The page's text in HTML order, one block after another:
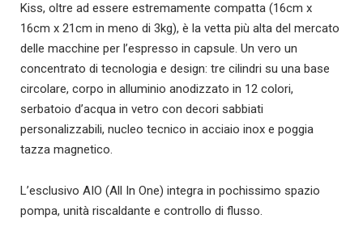
Kiss, oltre ad essere estremamente compatta (16cm x
16cm x 21cm in meno di 3kg), è la vetta più alta del mercato
delle macchine per l’espresso in capsule. Un vero un
concentrato di tecnologia e design: tre cilindri su una base
circolare, corpo in alluminio anodizzato in 12 colori,
serbatoio d’acqua in vetro con decori sabbiati
personalizzabili, nucleo tecnico in acciaio inox e poggia
tazza magnetico.
L’esclusivo AIO (All In One) integra in pochissimo spazio
pompa, unità riscaldante e controllo di flusso.